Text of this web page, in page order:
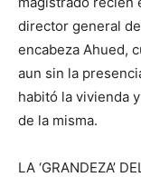
director general
encabeza Ahued,
aun sin la
habitó la vivienda
de la misma.
LA ‘GRANDEZA’ DE